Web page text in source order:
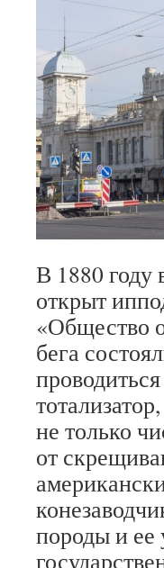
В 1880 году
открыт
«Общество
бега
не только
от
породы и